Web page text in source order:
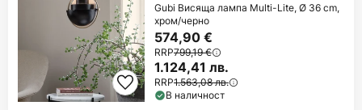
Gubi Висяща лампа Multi-Lite, Ø 36 cm,
хром/черно
574,90 €
RRP799,19 €
1.124,41 лв.
RRP1.563,08 лв.
В наличност